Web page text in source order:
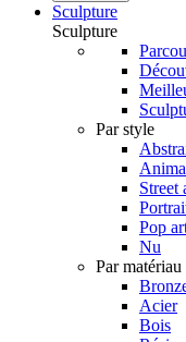
Sculpture
Sculpture
Par style
Street
Pop
Nu
Par matériau
Acier
Bois